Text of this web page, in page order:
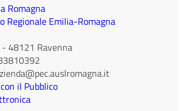
Romagna
Regionale Emilia-Romagna
- 48121 Ravenna
il Pubblico